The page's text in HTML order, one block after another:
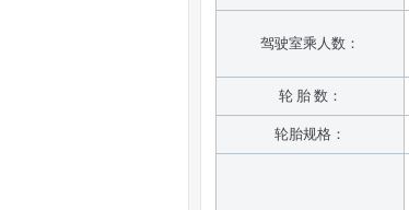
驾驶室乘人数：
轮 胎 数：
轮胎规格：